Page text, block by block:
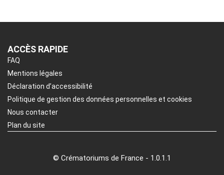
ACCÈS RAPIDE
FAQ
Mentions légales
Déclaration d’accessibilité
Politique de gestion des données personnelles et cookies
Nous contacter
Plan du site
© Crématoriums de France - 1.0.1.1